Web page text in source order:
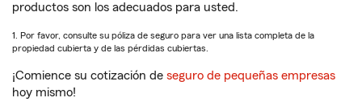
productos son los adecuados para usted.
1. Por favor, consulte su póliza de seguro para ver una lista completa de la
propiedad cubierta y de las pérdidas cubiertas.
¡Comience su cotización de seguro de pequeñas empresas
hoy mismo!